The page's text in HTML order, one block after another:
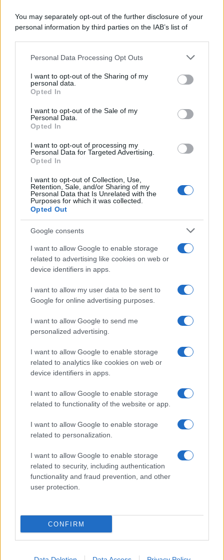
You may separately opt-out of the further disclosure of your
personal information by third parties on the IAB’s list of
This information may also be disclosed by us to third parties
disclose it to other third parties.
Please note that this website/app uses one or more Google
services and may gather and store information including but
not limited to your visit or usage behaviour. You may click to
grant or deny consent to Google and its third-party tags to
consent section.
Personal Data Processing Opt Outs
I want to opt-out of the Sharing of my
personal data.
Opted In
I want to opt-out of the Sale of my
Personal Data.
Opted In
I want to opt-out of processing my
Personal Data for Targeted Advertising.
Opted In
I want to opt-out of Collection, Use,
Retention, Sale, and/or Sharing of my
Personal Data that Is Unrelated with the
Purposes for which it was collected.
Opted Out
Google consents
I want to allow Google to enable storage
related to advertising like cookies on web or
device identifiers in apps.
I want to allow my user data to be sent to
Google for online advertising purposes.
I want to allow Google to send me
personalized advertising.
I want to allow Google to enable storage
related to analytics like cookies on web or
device identifiers in apps.
I want to allow Google to enable storage
related to functionality of the website or app.
I want to allow Google to enable storage
related to personalization.
I want to allow Google to enable storage
related to security, including authentication
functionality and fraud prevention, and other
user protection.
CONFIRM
CHI SIAMO CONTATTI PUBBLICITÀ LAVORA CON NOI
OTTO CHANNEL
Iscritto al Registro degli Operatori di Comunicazione n. 37512
© Riproduzione Riservata – Ne è consentita esclusivamente una
riproduzione parziale con citazione della fonte corretta